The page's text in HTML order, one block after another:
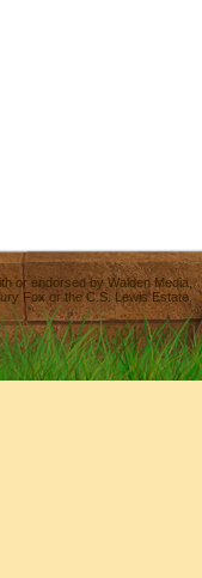
or endorsed byWalden Media
Fox or the C.S. Lewis Estate.